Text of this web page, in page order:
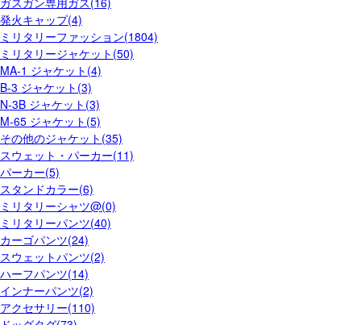
発火キャップ(4)
ミリタリーファッション(1804)
ミリタリージャケット(50)
MA-1 ジャケット(4)
B-3 ジャケット(3)
N-3B ジャケット(3)
M-65 ジャケット(5)
その他のジャケット(35)
スウェット・パーカー(11)
パーカー(5)
スタンドカラー(6)
ミリタリーシャツ@(0)
ミリタリーパンツ(40)
カーゴパンツ(24)
スウェットパンツ(2)
ハーフパンツ(14)
インナーパンツ(2)
アクセサリー(110)